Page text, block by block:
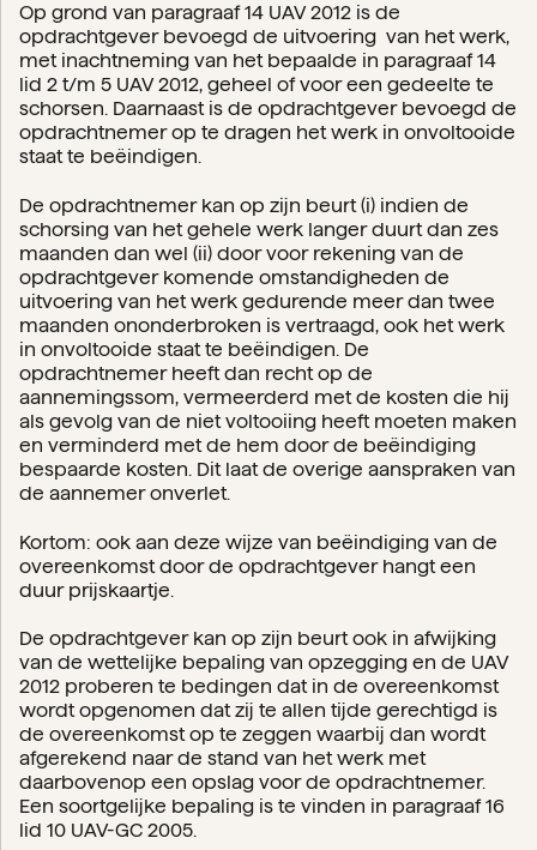
Op grond van paragraaf 14 UAV 2012 is de
opdrachtgever bevoegd de uitvoering van het werk,
met inachtneming van het bepaalde in paragraaf 14
lid 2 t/m 5 UAV 2012, geheel of voor een gedeelte te
schorsen. Daarnaast is de opdrachtgever bevoegd de
opdrachtnemer op te dragen het werk in onvoltooide
staat te beëindigen.
De opdrachtnemer kan op zijn beurt (i) indien de
schorsing van het gehele werk langer duurt dan zes
maanden dan wel (ii) door voor rekening van de
opdrachtgever komende omstandigheden de
uitvoering van het werk gedurende meer dan twee
maanden ononderbroken is vertraagd, ook het werk
in onvoltooide staat te beëindigen. De
opdrachtnemer heeft dan recht op de
aannemingssom, vermeerderd met de kosten die hij
als gevolg van de niet voltooiing heeft moeten maken
en verminderd met de hem door de beëindiging
bespaarde kosten. Dit laat de overige aanspraken van
de aannemer onverlet.
Kortom: ook aan deze wijze van beëindiging van de
overeenkomst door de opdrachtgever hangt een
duur prijskaartje.
De opdrachtgever kan op zijn beurt ook in afwijking
van de wettelijke bepaling van opzegging en de UAV
2012 proberen te bedingen dat in de overeenkomst
wordt opgenomen dat zij te allen tijde gerechtigd is
de overeenkomst op te zeggen waarbij dan wordt
afgerekend naar de stand van het werk met
daarbovenop een opslag voor de opdrachtnemer.
Een soortgelijke bepaling is te vinden in paragraaf 16
lid 10 UAV-GC 2005.